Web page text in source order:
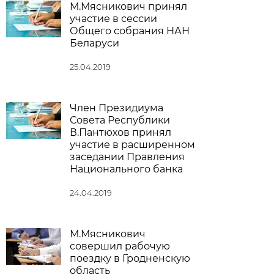
М.Мясникович принял
участие в сессии
Общего собрания НАН
Беларуси
25.04.2019
Член Президиума
Совета Республики
В.Пантюхов принял
участие в расширенном
заседании Правления
Национального банка
24.04.2019
М.Мясникович
совершил рабочую
поездку в Гродненскую
область